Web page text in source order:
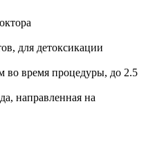
для детоксикации
во время процедуры, до 2.5
направленная на